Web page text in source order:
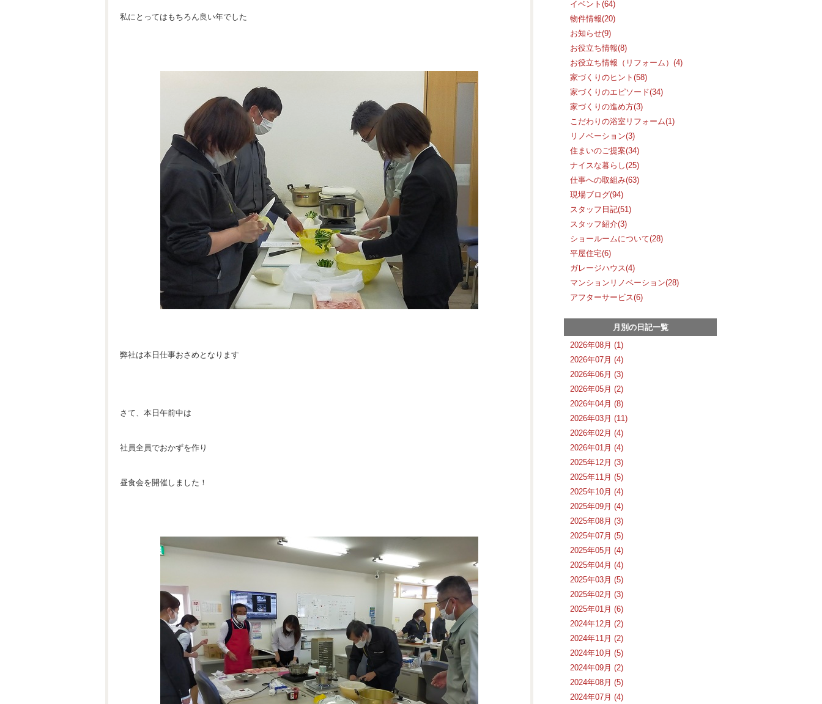
私にとってはもちろん良い年でした
弊社は本日仕事おさめとなります
さて、本日午前中は
社員全員でおかずを作り
昼食会を開催しました！
イベント(64)
物件情報(20)
お知らせ(9)
お役立ち情報(8)
お役立ち情報（リフォーム）(4)
家づくりのヒント(58)
家づくりのエピソード(34)
家づくりの進め方(3)
こだわりの浴室リフォーム(1)
リノベーション(3)
住まいのご提案(34)
ナイスな暮らし(25)
仕事への取組み(63)
現場ブログ(94)
スタッフ日記(51)
スタッフ紹介(3)
ショールームについて(28)
平屋住宅(6)
ガレージハウス(4)
マンションリノベーション(28)
アフターサービス(6)
月別の日記一覧
2026年08月 (1)
2026年07月 (4)
2026年06月 (3)
2026年05月 (2)
2026年04月 (8)
2026年03月 (11)
2026年02月 (4)
2026年01月 (4)
2025年12月 (3)
2025年11月 (5)
2025年10月 (4)
2025年09月 (4)
2025年08月 (3)
2025年07月 (5)
2025年05月 (4)
2025年04月 (4)
2025年03月 (5)
2025年02月 (3)
2025年01月 (6)
2024年12月 (2)
2024年11月 (2)
2024年10月 (5)
2024年09月 (2)
2024年08月 (5)
2024年07月 (4)